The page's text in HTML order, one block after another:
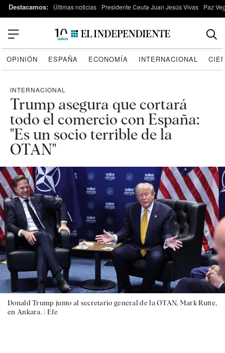
Destacamos: Últimas noticias Presidente Ceuta Juan Jesús Vivas Paz
OPINIÓN ESPAÑA ECONOMÍA INTERNACIONAL
INTERNACIONAL
Trump asegura que cortará
todo el comercio con España:
"Es un socio terrible de la
OTAN"
Donald Trump junto al secretario general de la OTAN, Mark Rutte,
en Ankara. | Efe